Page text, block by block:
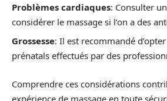
Problèmes cardiaques: Consulter
considérer le massage si l’on a des
Grossesse: Il est recommandé
prénatals effectués par des
Comprendre ces considérations
expérience de massage en toute